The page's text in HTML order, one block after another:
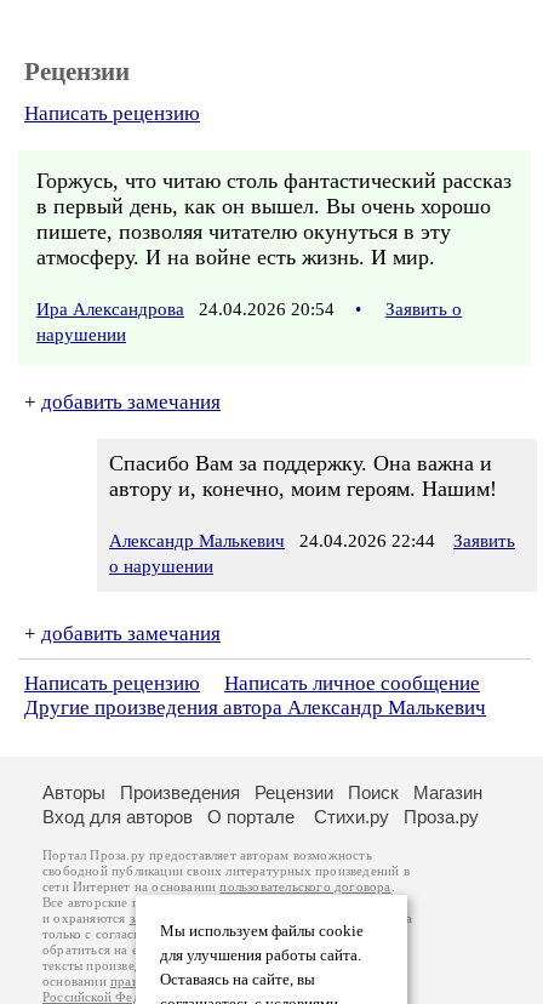
Рецензии
Написать рецензию
Горжусь, что читаю столь фантастический рассказ
в первый день, как он вышел. Вы очень хорошо
пишете, позволяя читателю окунуться в эту
атмосферу. И на войне есть жизнь. И мир.
Ира Александрова 24.04.2026 20:54 •
Заявить о
нарушении
+ добавить замечания
Спасибо Вам за поддержку. Она важна и
автору и, конечно, моим героям. Нашим!
Александр Малькевич 24.04.2026 22:44
Заявить
о нарушении
+ добавить замечания
Написать рецензию
Написать личное сообщение
Другие произведения автора Александр Малькевич
Мы используем файлы cookie
для улучшения работы сайта.
Оставаясь на сайте, вы
Авторы Произведения Рецензии Поиск
Магазин
Вход для авторов
О портале Стихи.ру Проза.ру
Портал Проза.ру предоставляет авторам возможность
свободной публикации своих литературных произведений в
сети Интернет на основаниипользовательского договора
Все авторские права на произведения принадлежат авторам
и охраняются законом
. Перепечатка произведений возможна
только с согласия его автора, к которому вы можете
обратиться на его авторской странице. Ответственность за
тексты произведений авторы несут самостоятельно на
основанииправил публикацииизаконодательства
Российской Федерации